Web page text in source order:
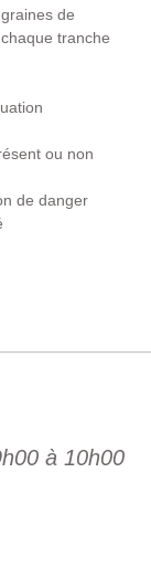
de
tranche
ou non
de danger
à 10h00